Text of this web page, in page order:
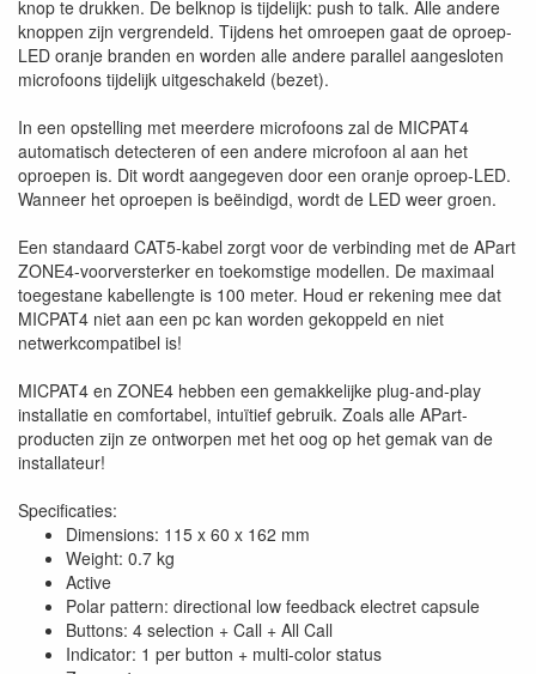
knop te drukken. De belknop is tijdelijk: push to talk. Alle andere
knoppen zijn vergrendeld. Tijdens het omroepen gaat de oproep-
LED oranje branden en worden alle andere parallel aangesloten
microfoons tijdelijk uitgeschakeld (bezet).
In een opstelling met meerdere microfoons zal de MICPAT4
automatisch detecteren of een andere microfoon al aan het
oproepen is. Dit wordt aangegeven door een oranje oproep-LED.
Wanneer het oproepen is beëindigd, wordt de LED weer groen.
Een standaard CAT5-kabel zorgt voor de verbinding met de APart
ZONE4-voorversterker en toekomstige modellen. De maximaal
toegestane kabellengte is 100 meter. Houd er rekening mee dat
MICPAT4 niet aan een pc kan worden gekoppeld en niet
netwerkcompatibel is!
MICPAT4 en ZONE4 hebben een gemakkelijke plug-and-play
installatie en comfortabel, intuïtief gebruik. Zoals alle APart-
producten zijn ze ontworpen met het oog op het gemak van de
installateur!
Specificaties:
Dimensions: 115 x 60 x 162 mm
Weight: 0.7 kg
Active
Polar pattern: directional low feedback electret capsule
Buttons: 4 selection + Call + All Call
Indicator: 1 per button + multi-color status